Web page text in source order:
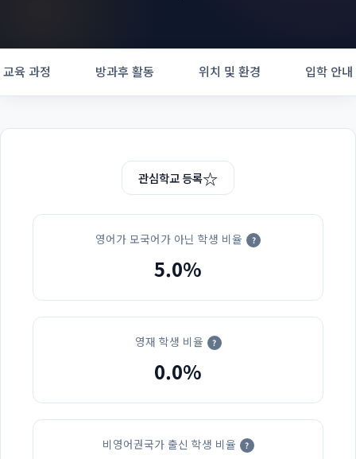
교육 과정 방과후 활동 위치 및 환경 입학 안내
관심학교 등록☆
영어가 모국어가 아닌 학생 비율 ?
5.0%
영재 학생 비율 ?
0.0%
비영어권국가 출신 학생 비율 ?